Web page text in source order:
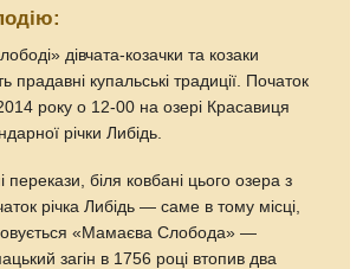
дівчата-козачки та козаки
прадавні купальські традиції. Початок
року о 12-00 на озері Красавиця
річки Либідь.
перекази, біля ковбані цього озера з
річка Либідь — саме в тому місці,
«Мамаєва Слобода» —
загін в 1756 році втопив два